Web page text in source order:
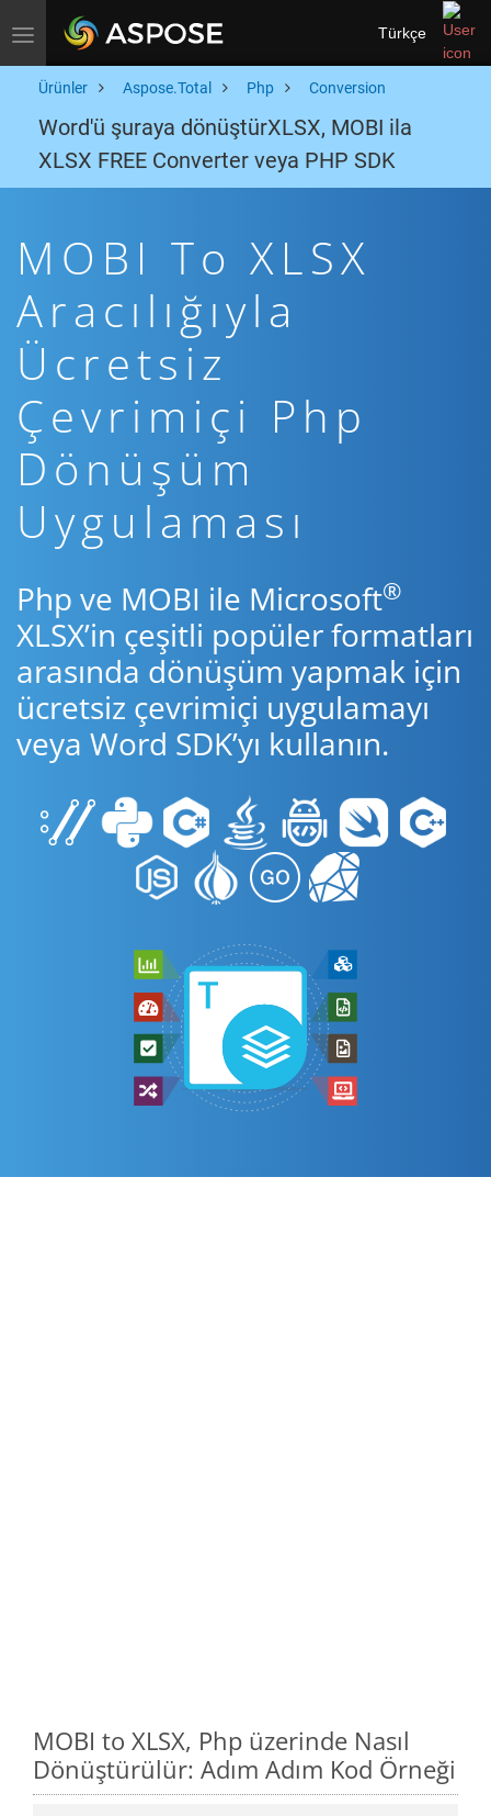
Toggle navigation Türkçe
Ürünler Aspose.Total Php Conversion
Word'ü şuraya dönüştürXLSX, MOBI ila
XLSX FREE Converter veya PHP SDK
MOBI To XLSX
Aracılığıyla
Ücretsiz
Çevrimiçi Php
Dönüşüm
Uygulaması
Php ve MOBI ile Microsoft®
XLSX’in çeşitli popüler formatları
arasında dönüşüm yapmak için
ücretsiz çevrimiçi uygulamayı
veya Word SDK’yı kullanın.
MOBI to XLSX, Php üzerinde Nasıl
Dönüştürülür: Adım Adım Kod Örneği